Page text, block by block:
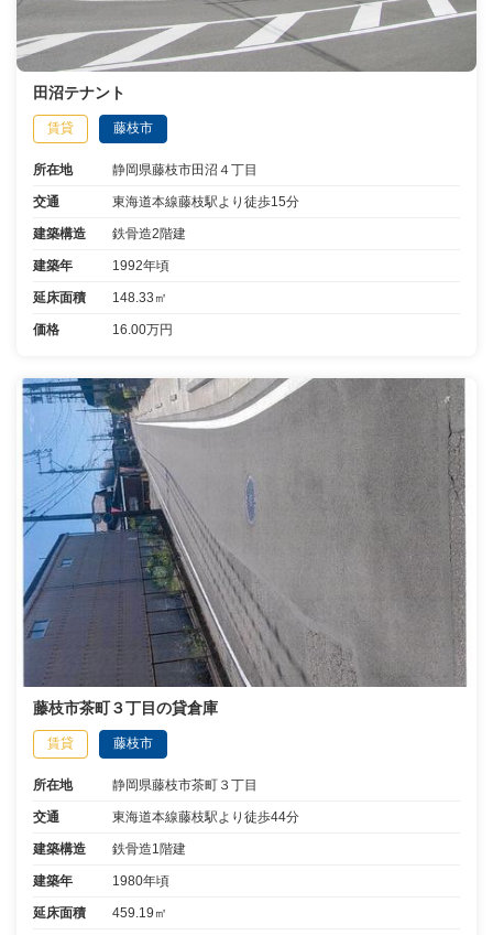
田沼テナント
賃貸 藤枝市
所在地 静岡県藤枝市田沼４丁目
交通 東海道本線藤枝駅より徒歩15分
建築構造 鉄骨造2階建
建築年 1992年頃
延床面積 148.33㎡
価格 16.00万円
藤枝市茶町３丁目の貸倉庫
賃貸 藤枝市
所在地 静岡県藤枝市茶町３丁目
交通 東海道本線藤枝駅より徒歩44分
建築構造 鉄骨造1階建
建築年 1980年頃
延床面積 459.19㎡